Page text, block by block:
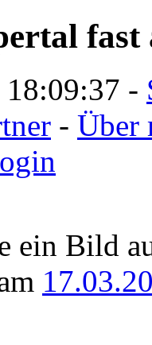
fast
18:09:37 -
- Über
ein Bild